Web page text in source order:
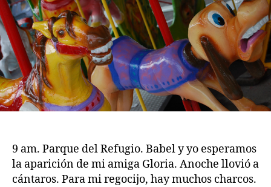
9 am. Parque del Refugio. Babel y yo esperamos
la aparición de mi amiga Gloria. Anoche llovió a
cántaros. Para mi regocijo, hay muchos charcos.